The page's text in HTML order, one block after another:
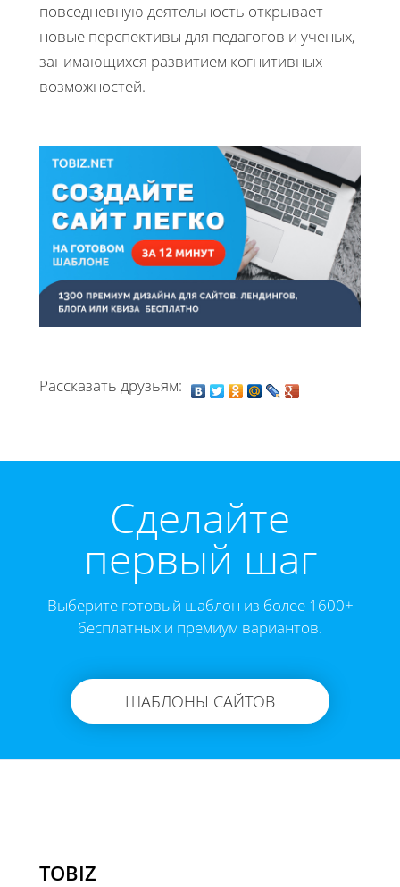
повседневную деятельность открывает
новые перспективы для педагогов и ученых,
занимающихся развитием когнитивных
возможностей.
Рассказать друзьям:
Cделайте
первый шаг
Выберите готовый шаблон из более 1600+
бесплатных и премиум вариантов.
ШАБЛОНЫ САЙТОВ
TOBIZ